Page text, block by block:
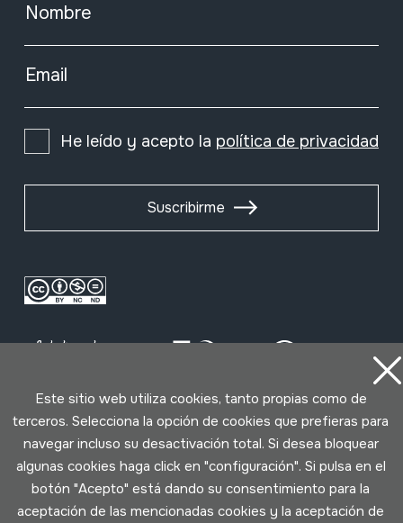
Nombre
Email
He leído y acepto la política de privacidad
Suscribirme
Condiciones de uso
Política de privacidad
Política de cookies
Desarrollado por Lotura
Este sitio web utiliza cookies, tanto propias como de
terceros. Selecciona la opción de cookies que prefieras para
navegar incluso su desactivación total. Si desea bloquear
algunas cookies haga click en "configuración". Si pulsa en el
botón "Acepto" está dando su consentimiento para la
aceptación de las mencionadas cookies y la aceptación de